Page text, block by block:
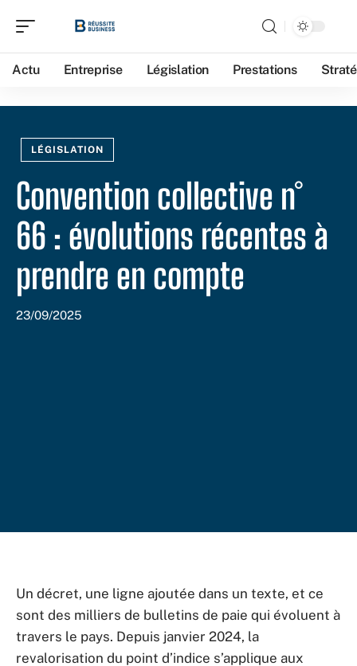
Actu Entreprise Législation Prestations
LÉGISLATION
Convention collective n°
66 : évolutions récentes à
prendre en compte
23/09/2025
Un décret, une ligne ajoutée dans un texte, et ce
sont des milliers de bulletins de paie qui évoluent à
travers le pays. Depuis janvier 2024, la
revalorisation du point d’indice s’applique aux